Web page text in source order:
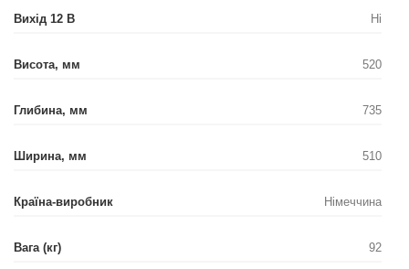
Вихід 12 В Ні
Висота, мм 520
Глибина, мм 735
Ширина, мм 510
Країна-виробник Німеччина
Вага (кг) 92